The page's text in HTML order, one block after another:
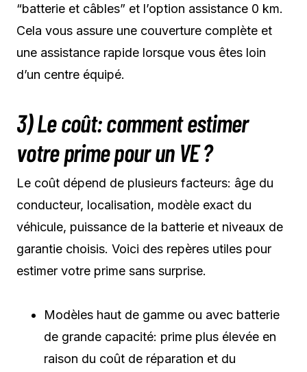
“batterie et câbles” et l’option assistance 0 km.
Cela vous assure une couverture complète et
une assistance rapide lorsque vous êtes loin
d’un centre équipé.
3) Le coût: comment estimer
votre prime pour un VE ?
Le coût dépend de plusieurs facteurs: âge du
conducteur, localisation, modèle exact du
véhicule, puissance de la batterie et niveaux de
garantie choisis. Voici des repères utiles pour
estimer votre prime sans surprise.
Modèles haut de gamme ou avec batterie
de grande capacité: prime plus élevée en
raison du coût de réparation et du